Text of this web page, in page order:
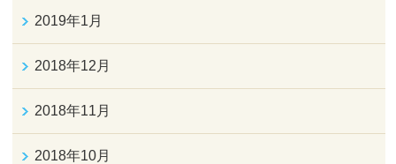
2019年1月
2018年12月
2018年11月
2018年10月